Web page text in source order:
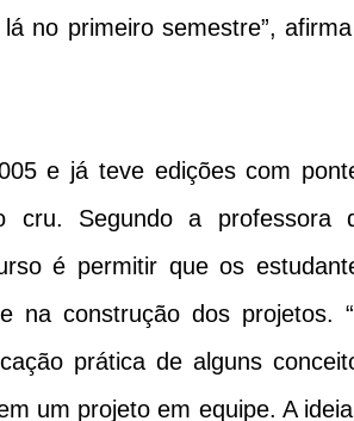
no primeiro semestre”,
e já teve edições com
cru. Segundo a professora
é permitir que os
na construção dos projetos.
prática de alguns
um projeto em equipe. A